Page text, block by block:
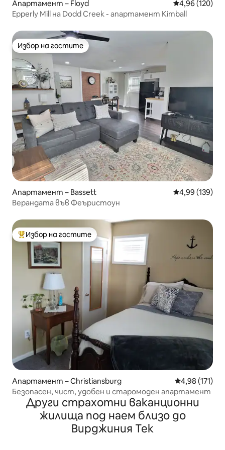
Апартамент – Floyd Средна
4,96 (120)
Epperly Mill на Dodd Creek - апартамент Kimball
Избор на гостите
Избор на гостите
Апартамент – Bassett Средна
4,99 (139)
Верандата във Феъристоун
Най-популярен избор на гостите
Избор на гостите
Апартамент – Christiansburg Средна
4,98 (171)
Безопасен, чист, удобен и старомоден апартамент
Други страхотни ваканционни
жилища под наем близо до
Вирджиния Тек